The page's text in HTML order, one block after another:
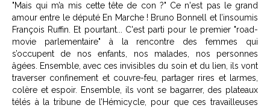
"Mais qui m’a mis cette tête de con ?" Ce n'est pas le grand
amour entre le député En Marche ! Bruno Bonnell et l’insoumis
François Ruffin. Et pourtant... C'est parti pour le premier "road-
movie parlementaire" à la rencontre des femmes qui
s’occupent de nos enfants, nos malades, nos personnes
âgées. Ensemble, avec ces invisibles du soin et du lien, ils vont
traverser confinement et couvre-feu, partager rires et larmes,
colère et espoir. Ensemble, ils vont se bagarrer, des plateaux
télés à la tribune de l’Hémicycle, pour que ces travailleuses